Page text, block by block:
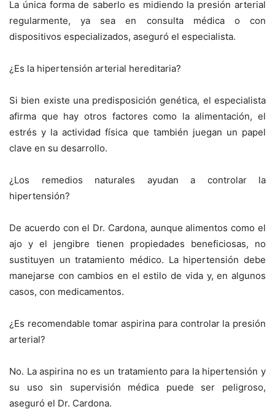
La única forma de saberlo es midiendo la presión arterial
regularmente, ya sea en consulta médica o con
dispositivos especializados, aseguró el especialista.
¿Es la hipertensión arterial hereditaria?
Si bien existe una predisposición genética, el especialista
afirma que hay otros factores como la alimentación, el
estrés y la actividad física que también juegan un papel
clave en su desarrollo.
¿Los remedios naturales ayudan a controlar la
hipertensión?
De acuerdo con el Dr. Cardona, aunque alimentos como el
ajo y el jengibre tienen propiedades beneficiosas, no
sustituyen un tratamiento médico. La hipertensión debe
manejarse con cambios en el estilo de vida y, en algunos
casos, con medicamentos.
¿Es recomendable tomar aspirina para controlar la presión
arterial?
No. La aspirina no es un tratamiento para la hipertensión y
su uso sin supervisión médica puede ser peligroso,
aseguró el Dr. Cardona.